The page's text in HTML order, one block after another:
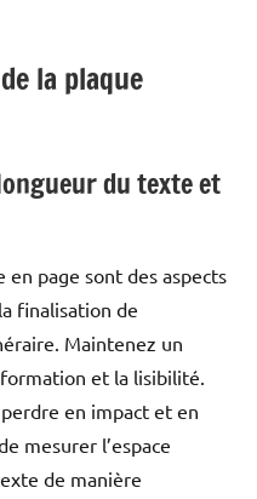
la plaque
du texte et
page sont des aspects
finalisation de
Maintenez un
et la lisibilité.
en impact et en
mesurer l’espace
de manière